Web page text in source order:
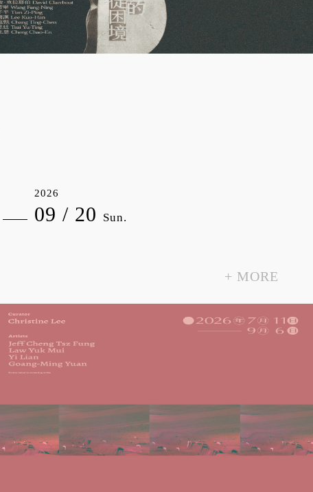
2026
09 / 20 Sun.
+ MORE